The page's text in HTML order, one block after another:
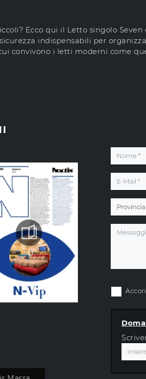
Ecco qui il Letto singolo
indispensabili per
convivono i letti moderni come